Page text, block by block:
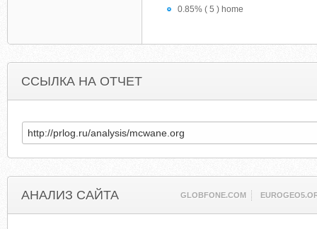
0.85% ( 5 ) home
ССЫЛКА НА ОТЧЕТ
АНАЛИЗ САЙТА GLOBFONE.COM